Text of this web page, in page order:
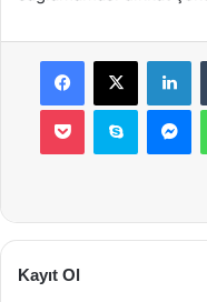
Facebook
X
Pocket Skype
Kayıt Ol